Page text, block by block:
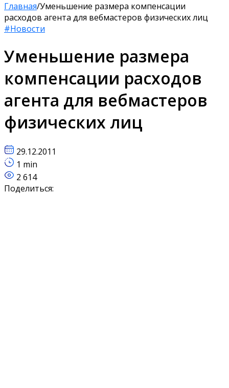
Главная/Уменьшение размера компенсации
расходов агента для вебмастеров физических лиц
#Новости
Уменьшение размера
компенсации расходов
агента для вебмастеров
физических лиц
29.12.2011
1 min
2 614
Поделиться: